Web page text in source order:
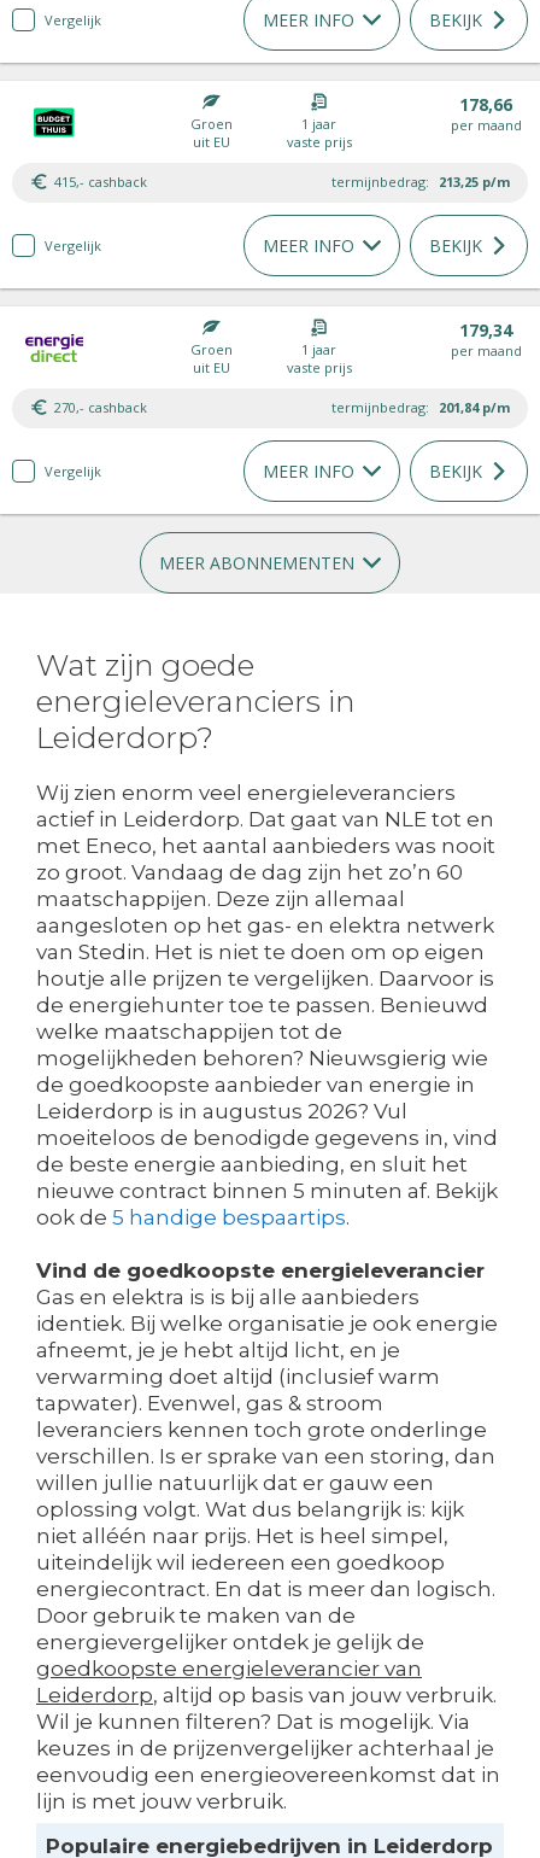
Vergelijk MEER INFO BEKIJK
Groen
uit EU
1 jaar
vaste prijs
178,66
per maand
415,- cashback termijnbedrag: 213,25 p/m
Vergelijk MEER INFO BEKIJK
Groen
uit EU
1 jaar
vaste prijs
179,34
per maand
270,- cashback termijnbedrag: 201,84 p/m
Vergelijk MEER INFO BEKIJK
MEER ABONNEMENTEN
Wat zijn goede
energieleveranciers in
Leiderdorp?
Wij zien enorm veel energieleveranciers
actief in Leiderdorp. Dat gaat van NLE tot en
met Eneco, het aantal aanbieders was nooit
zo groot. Vandaag de dag zijn het zo’n 60
maatschappijen. Deze zijn allemaal
aangesloten op het gas- en elektra netwerk
van Stedin. Het is niet te doen om op eigen
houtje alle prijzen te vergelijken. Daarvoor is
de energiehunter toe te passen. Benieuwd
welke maatschappijen tot de
mogelijkheden behoren? Nieuwsgierig wie
de goedkoopste aanbieder van energie in
Leiderdorp is in augustus 2026? Vul
moeiteloos de benodigde gegevens in, vind
de beste energie aanbieding, en sluit het
nieuwe contract binnen 5 minuten af. Bekijk
ook de 5 handige bespaartips.
Vind de goedkoopste energieleverancier
Gas en elektra is is bij alle aanbieders
identiek. Bij welke organisatie je ook energie
afneemt, je je hebt altijd licht, en je
verwarming doet altijd (inclusief warm
tapwater). Evenwel, gas & stroom
leveranciers kennen toch grote onderlinge
verschillen. Is er sprake van een storing, dan
willen jullie natuurlijk dat er gauw een
oplossing volgt. Wat dus belangrijk is: kijk
niet alléén naar prijs. Het is heel simpel,
uiteindelijk wil iedereen een goedkoop
energiecontract. En dat is meer dan logisch.
Door gebruik te maken van de
energievergelijker ontdek je gelijk de
goedkoopste energieleverancier van
Leiderdorp, altijd op basis van jouw verbruik.
Wil je kunnen filteren? Dat is mogelijk. Via
keuzes in de prijzenvergelijker achterhaal je
eenvoudig een energieovereenkomst dat in
lijn is met jouw verbruik.
Populaire energiebedrijven in Leiderdorp